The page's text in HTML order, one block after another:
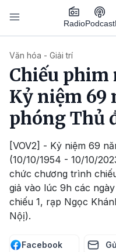
Nhảy đến nội dung
RadioPodcast
Văn hóa - Giải trí
Chiếu
Kỷ niệm 69
phóng Thủ
[VOV2] - Kỷ niệm 69
(10/10/1954 - 10/10/
chức chương trình
giả vào lúc 9h các
chiếu 1, rạp Ngọc
Nộị).
Facebook